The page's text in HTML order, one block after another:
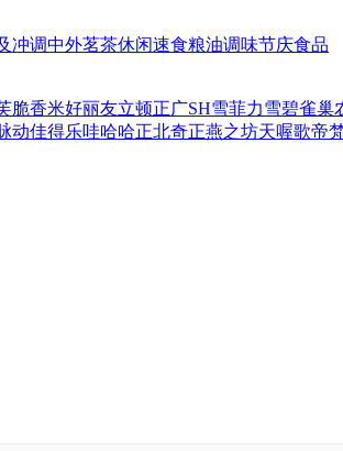
冲调中外茗茶休闲速食粮油调味节庆食品
脆香米好丽友立顿正广SH雪菲力雪碧雀巢
动佳得乐哇哈哈正北奇正燕之坊天喔歌帝